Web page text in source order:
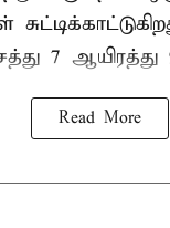
7 ஆயிரத்து
Read More